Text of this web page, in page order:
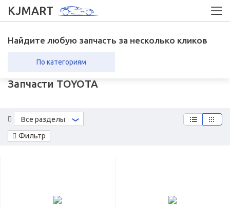
KJMART
Найдите любую запчасть за несколько кликов
По категориям
Запчасти TOYOTA
Фильтр
Все разделы